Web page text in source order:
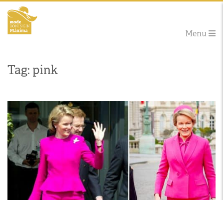
Menu
Tag: pink